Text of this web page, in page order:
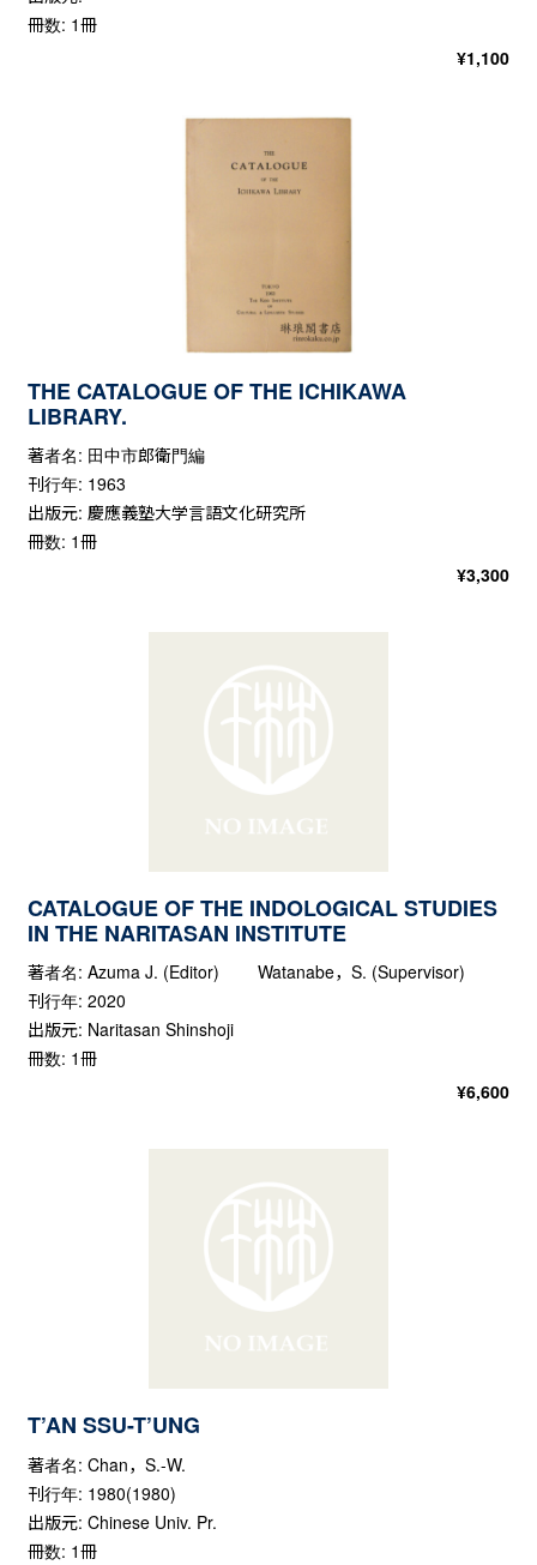
冊数: 1冊
¥1,100
THE CATALOGUE OF THE ICHIKAWA
LIBRARY.
著者名: 田中市郎衛門編
刊行年: 1963
出版元: 慶應義塾大学言語文化研究所
冊数: 1冊
¥3,300
CATALOGUE OF THE INDOLOGICAL STUDIES
IN THE NARITASAN INSTITUTE
著者名: Azuma J. (Editor) Watanabe，S. (Supervisor)
刊行年: 2020
出版元: Naritasan Shinshoji
冊数: 1冊
¥6,600
T’AN SSU-T’UNG
著者名: Chan，S.-W.
刊行年: 1980(1980)
出版元: Chinese Univ. Pr.
冊数: 1冊